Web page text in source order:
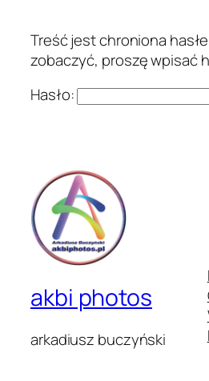
Treść jest chroniona
zobaczyć, proszę wpisać
Hasło:
akbi photos
arkadiusz buczyński